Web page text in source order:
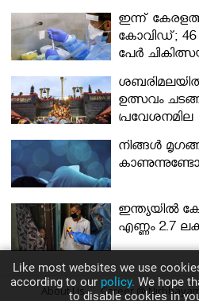
ഇന്ന്
കോവിഡ്; 46
പേർ
ഉത്സവം
പ്രവേശനമില്ല
നിങ്ങള്‍
ഇന്ത്യയിൽ
എണ്ണം 2.7
About Us Career @
Like most websites we use
according to our policy. We hope
to disable cookies in